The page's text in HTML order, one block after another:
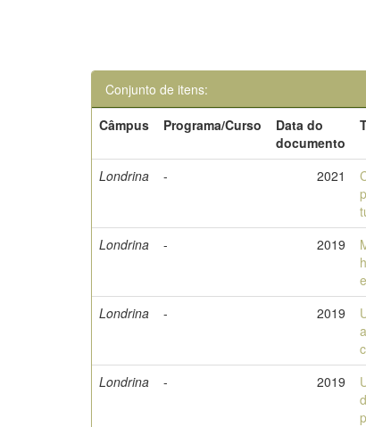
Conjunto de itens:
Câmpus
Programa/Curso
Data do
documento
Londrina - 2021
Londrina
- 2019
Londrina
- 2019
Londrina - 2019